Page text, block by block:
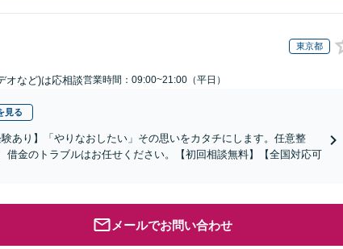
東京都
オなど)は応相談営業時間：09:00~21:00（平日）
見る
あり】「やりなおしたい」その思いをカタチにします。任意整
金のトラブルはお任せください。【初回相談無料】【全国対応可
メールでお問い合わせ